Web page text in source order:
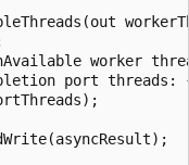
worker
port threads: